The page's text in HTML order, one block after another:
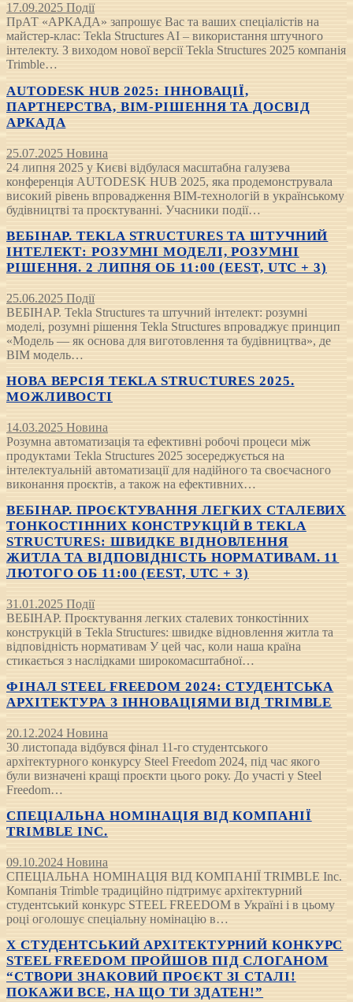
17.09.2025 Події
ПрАТ «АРКАДА» запрошує Вас та ваших спеціалістів на
майстер-клас: Tekla Structures AI – використання штучного
інтелекту. З виходом нової версії Tekla Structures 2025 компанія
Trimble…
AUTODESK HUB 2025: ІННОВАЦІЇ,
ПАРТНЕРСТВА, BIM-РІШЕННЯ ТА ДОСВІД
АРКАДА
25.07.2025 Новина
24 липня 2025 у Києві відбулася масштабна галузева
конференція AUTODESK HUB 2025, яка продемонструвала
високий рівень впровадження BIM-технологій в українському
будівництві та проєктуванні. Учасники події…
ВЕБІНАР. TEKLA STRUCTURES ТА ШТУЧНИЙ
ІНТЕЛЕКТ: РОЗУМНІ МОДЕЛІ, РОЗУМНІ
РІШЕННЯ. 2 ЛИПНЯ ОБ 11:00 (EEST, UTC + 3)
25.06.2025 Події
ВЕБІНАР. Tekla Structures та штучний інтелект: розумні
моделі, розумні рішення Tekla Structures впроваджує принцип
«Модель — як основа для виготовлення та будівництва», де
BIM модель…
НОВА ВЕРСІЯ TEKLA STRUCTURES 2025.
МОЖЛИВОСТІ
14.03.2025 Новина
Розумна автоматизація та ефективні робочі процеси між
продуктами Tekla Structures 2025 зосереджується на
інтелектуальній автоматизації для надійного та своєчасного
виконання проєктів, а також на ефективних…
ВЕБІНАР. ПРОЄКТУВАННЯ ЛЕГКИХ СТАЛЕВИХ
ТОНКОСТІННИХ КОНСТРУКЦІЙ В TEKLA
STRUCTURES: ШВИДКЕ ВІДНОВЛЕННЯ
ЖИТЛА ТА ВІДПОВІДНІСТЬ НОРМАТИВАМ. 11
ЛЮТОГО ОБ 11:00 (EEST, UTC + 3)
31.01.2025 Події
ВЕБІНАР. Проєктування легких сталевих тонкостінних
конструкцій в Tekla Structures: швидке відновлення житла та
відповідність нормативам У цей час, коли наша країна
стикається з наслідками широкомасштабної…
ФІНАЛ STEEL FREEDOM 2024: СТУДЕНТСЬКА
АРХІТЕКТУРА З ІННОВАЦІЯМИ ВІД TRIMBLE
20.12.2024 Новина
30 листопада відбувся фінал 11-го студентського
архітектурного конкурсу Steel Freedom 2024, під час якого
були визначені кращі проєкти цього року. До участі у Steel
Freedom…
СПЕЦІАЛЬНА НОМІНАЦІЯ ВІД КОМПАНІЇ
TRIMBLE INC.
09.10.2024 Новина
СПЕЦІАЛЬНА НОМІНАЦІЯ ВІД КОМПАНІЇ TRIMBLE Inc.
Компанія Trimble традиційно підтримує архітектурний
студентський конкурс STEEL FREEDOM в Україні і в цьому
році оголошує спеціальну номінацію в…
Х СТУДЕНТСЬКИЙ АРХІТЕКТУРНИЙ КОНКУРС
STEEL FREEDOM ПРОЙШОВ ПІД СЛОГАНОМ
“СТВОРИ ЗНАКОВИЙ ПРОЄКТ ЗІ СТАЛІ!
ПОКАЖИ ВСЕ, НА ЩО ТИ ЗДАТЕН!”